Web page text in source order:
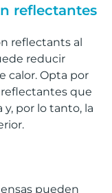
reflectantes
reflectants al
reducir
calor. Opta por
que
y, por lo tanto, la
pueden